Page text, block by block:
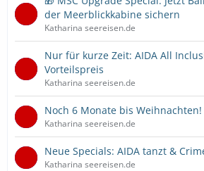
der Meerblickkabine sichern
Katharina seereisen.de
Nur für kurze Zeit: AIDA All
Vorteilspreis
Katharina seereisen.de
Noch 6 Monate bis Weihnachten!
Katharina seereisen.de
Neue Specials: AIDA tanzt &
Katharina seereisen.de